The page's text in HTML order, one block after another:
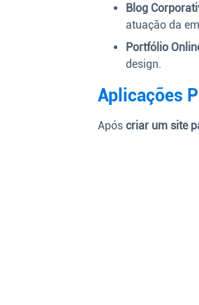
Blog
atuação da
Portfólio
design.
Aplicações
Apóscriar um site